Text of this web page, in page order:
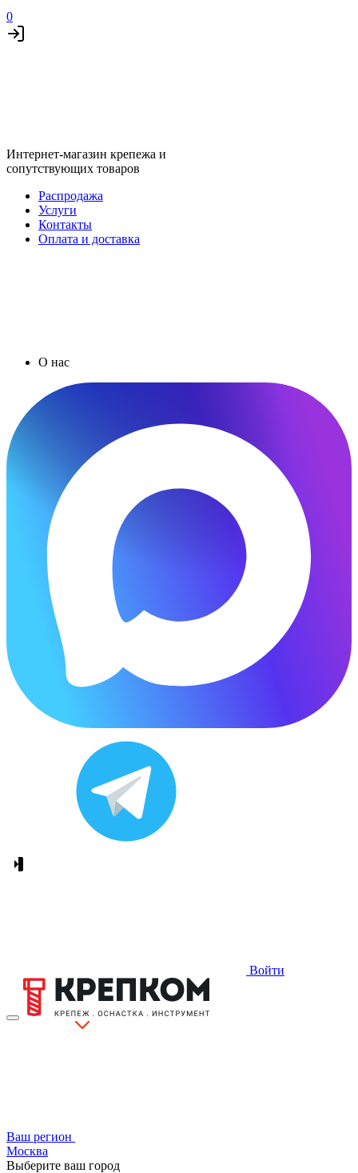
0
Интернет-магазин крепежа и
сопутствующих товаров
Распродажа
Услуги
Контакты
Оплата и доставка
О нас
Войти
Ваш регион
Москва
Выберите ваш город